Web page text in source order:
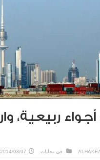
أجواء
في محليات 2014/03/07